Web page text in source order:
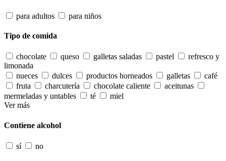
para adultos para niños
Tipo de comida
chocolate queso galletas saladas pastel
refresco y
limonada
nueces
dulces productos horneados galletas
café
fruta
charcutería chocolate caliente
aceitunas
mermeladas y untables
té
miel
Ver más
Contiene alcohol
sí no